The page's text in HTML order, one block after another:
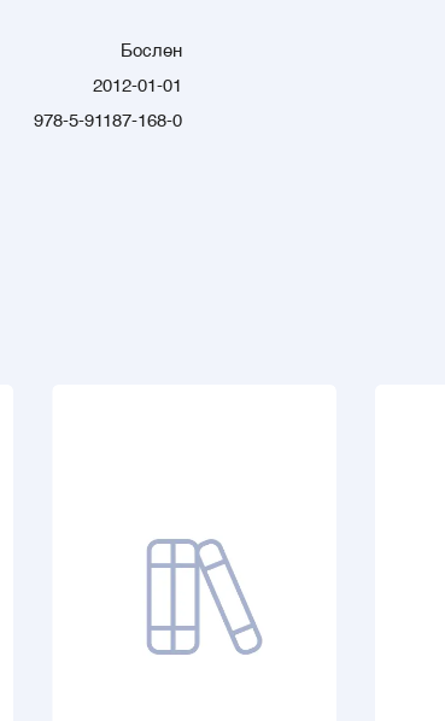
Бослен
2012-01-01
978-5-91187-168-0